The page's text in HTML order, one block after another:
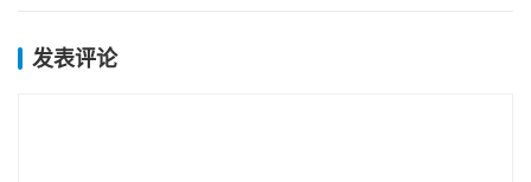
发表评论